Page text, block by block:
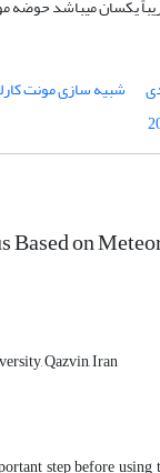
یکسان می­باشد
شبیه سازی مونت
on
Qazvin, Iran